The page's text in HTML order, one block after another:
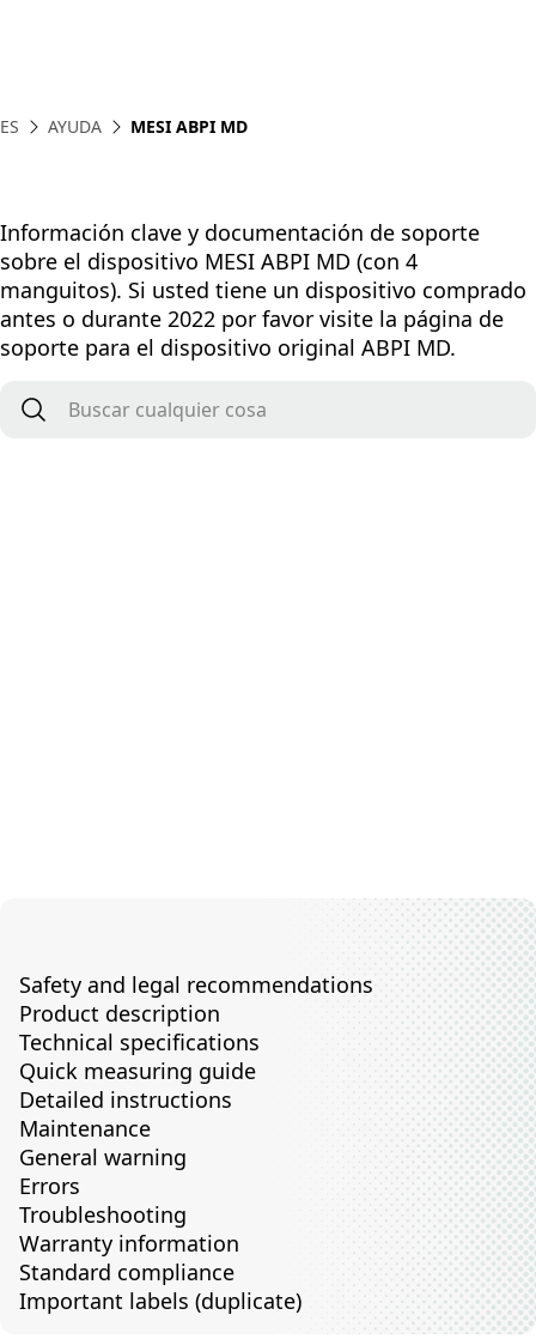
ES AYUDA MESI ABPI MD
Información clave y documentación de soporte
sobre el dispositivo MESI ABPI MD (con 4
manguitos). Si usted tiene un dispositivo comprado
antes o durante 2022 por favor visite la página de
soporte para el dispositivo original ABPI MD.
Safety and legal recommendations
Product description
Technical specifications
Quick measuring guide
Detailed instructions
Maintenance
General warning
Errors
Troubleshooting
Warranty information
Standard compliance
Important labels (duplicate)